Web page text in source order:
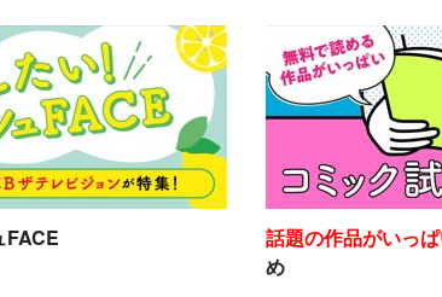
FACE 話題の作品がいっぱ
め